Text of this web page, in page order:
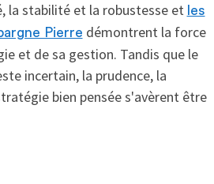
la stabilité et la robustesse et les
Pierre démontrent la force
et de sa gestion. Tandis que le
incertain, la prudence, la
bien pensée s'avèrent être